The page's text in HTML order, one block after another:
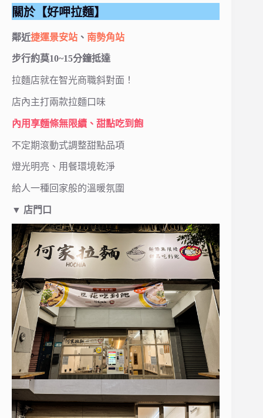
關於【好呷拉麵】
鄰近捷運景安站 、 南勢角站
步行約莫10~15分鐘抵達
拉麵店就在智光商職斜對面！
店內主打兩款拉麵口味
內用享麵條無限續、甜點吃到飽
不定期滾動式調整甜點品項
燈光明亮、用餐環境乾淨
給人一種回家般的溫暖氛圍
▼ 店門口